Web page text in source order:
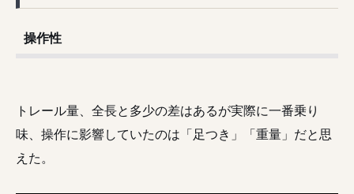
操作性
トレール量、全長と多少の差はあるが実際に一番乗り
味、操作に影響していたのは「足つき」「重量」だと思
えた。